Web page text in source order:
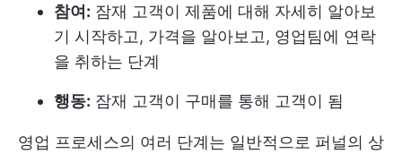
참여: 잠재 고객이 제품에 대해 자세히 알아보
기 시작하고, 가격을 알아보고, 영업팀에 연락
을 취하는 단계
행동: 잠재 고객이 구매를 통해 고객이 됨
영업 프로세스의 여러 단계는 일반적으로 퍼널의 상